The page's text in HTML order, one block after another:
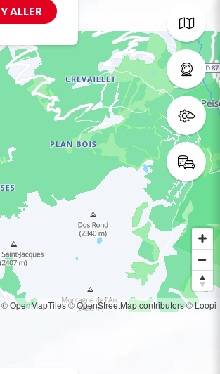
Y ALLER
© OpenMapTiles© OpenStreetMap contributors© Loopi